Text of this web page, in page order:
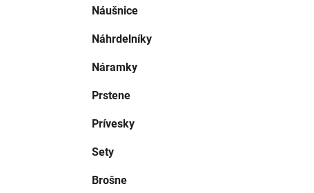
Náušnice
Náhrdelníky
Náramky
Prstene
Prívesky
Sety
Brošne